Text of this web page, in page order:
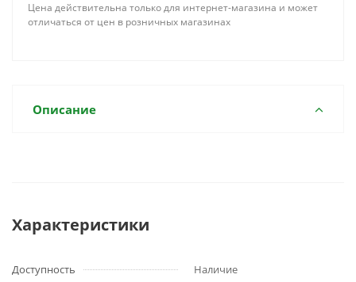
Цена действительна только для интернет-магазина и может
отличаться от цен в розничных магазинах
Описание
Характеристики
Доступность
Наличие